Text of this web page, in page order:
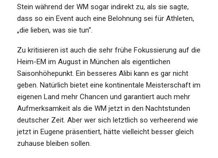
Stein während der WM sogar indirekt zu, als sie sagte,
dass so ein Event auch eine Belohnung sei für Athleten,
„die lieben, was sie tun“.
Zu kritisieren ist auch die sehr frühe Fokussierung auf die
Heim-EM im August in München als eigentlichen
Saisonhöhepunkt. Ein besseres Alibi kann es gar nicht
geben. Natürlich bietet eine kontinentale Meisterschaft im
eigenen Land mehr Chancen und garantiert auch mehr
Aufmerksamkeit als die WM jetzt in den Nachtstunden
deutscher Zeit. Aber wer sich letztlich so verheerend wie
jetzt in Eugene präsentiert, hätte vielleicht besser gleich
zuhause bleiben sollen.